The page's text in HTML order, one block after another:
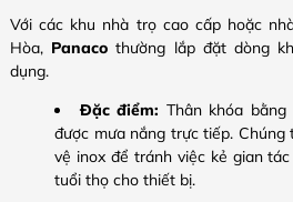
Với các khu nhà trọ cao cấp hoặc
Hòa, Panaco thường lắp đặt dòng
dụng.
Đặc điểm: Thân khóa
được mưa nắng trực tiếp.
vệ inox để tránh việc kẻ gian
tuổi thọ cho thiết bị.